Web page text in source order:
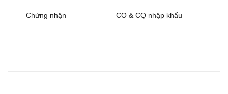
Chứng nhận CO & CQ nhập khẩu